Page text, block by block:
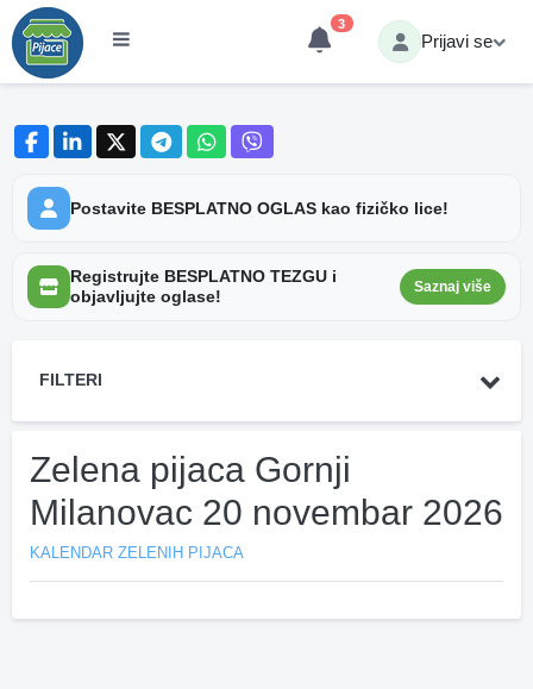
3
Prijavi se
Postavite BESPLATNO OGLAS kao fizičko lice!
Registrujte BESPLATNO TEZGU i
objavljujte oglase!
Saznaj više
FILTERI
Zelena pijaca Gornji
Milanovac 20 novembar 2026
KALENDAR ZELENIH PIJACA